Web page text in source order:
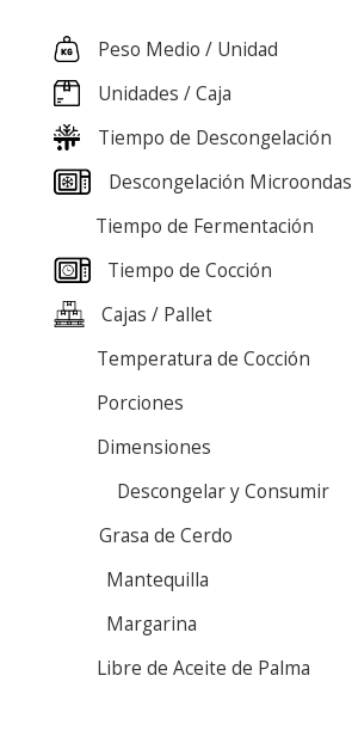
Peso Medio / Unidad
Unidades / Caja
Tiempo de Descongelación
Descongelación Microondas
Tiempo de Fermentación
Tiempo de Cocción
Cajas / Pallet
Temperatura de Cocción
Porciones
Dimensiones
Descongelar y Consumir
Grasa de Cerdo
Mantequilla
Margarina
Libre de Aceite de Palma